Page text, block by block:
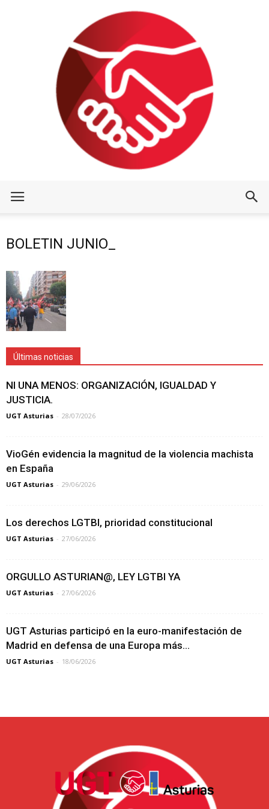
BOLETIN JUNIO_
Últimas noticias
NI UNA MENOS: ORGANIZACIÓN, IGUALDAD Y
JUSTICIA.
UGT Asturias - 28/07/2026
VioGén evidencia la magnitud de la violencia machista
en España
UGT Asturias - 29/06/2026
Los derechos LGTBI, prioridad constitucional
UGT Asturias - 27/06/2026
ORGULLO ASTURIAN@, LEY LGTBI YA
UGT Asturias - 27/06/2026
UGT Asturias participó en la euro-manifestación de
Madrid en defensa de una Europa más...
UGT Asturias - 18/06/2026